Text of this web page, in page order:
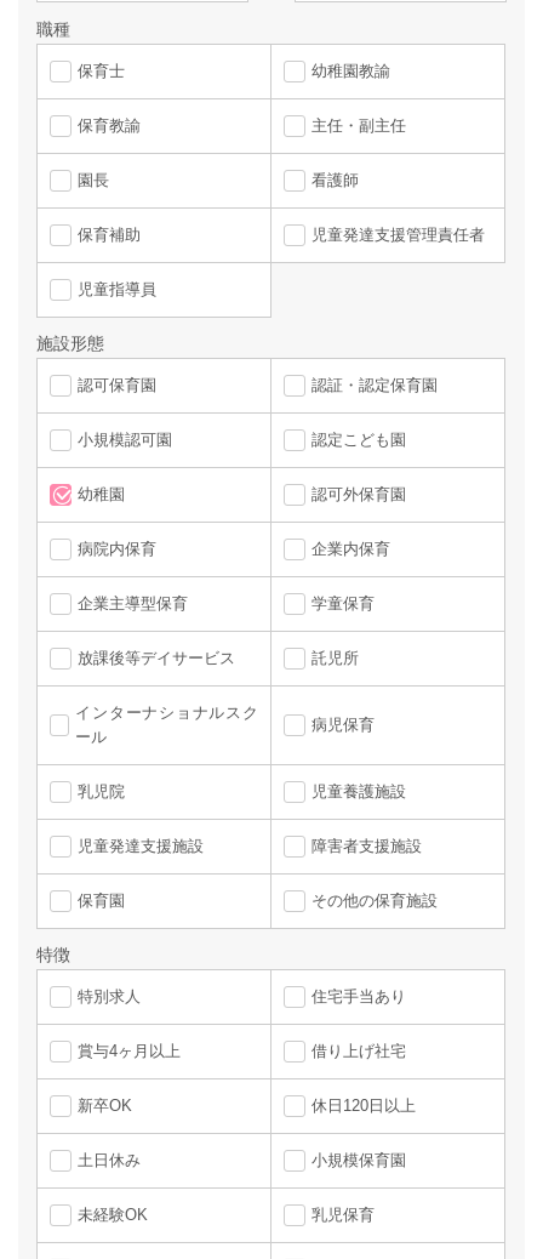
職種
保育士 幼稚園教諭
保育教諭 主任・副主任
園長 看護師
保育補助 児童発達支援管理責任者
児童指導員
施設形態
認可保育園 認証・認定保育園
小規模認可園 認定こども園
幼稚園 認可外保育園
病院内保育 企業内保育
企業主導型保育 学童保育
放課後等デイサービス 託児所
インターナショナルスク
ール
病児保育
乳児院 児童養護施設
児童発達支援施設 障害者支援施設
保育園 その他の保育施設
特徴
特別求人 住宅手当あり
賞与4ヶ月以上 借り上げ社宅
新卒OK 休日120日以上
土日休み 小規模保育園
未経験OK 乳児保育